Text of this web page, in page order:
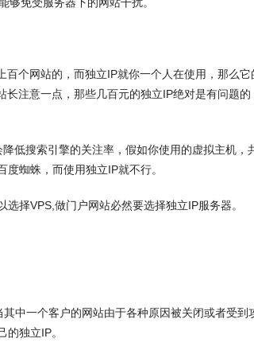
网站的，而独立IP就你一个人在使用，那么它
注意一点，那些几百元的独立IP绝对是有问题的
搜索引擎的关注率，假如你使用的虚拟主机，
蜘蛛，而使用独立IP就不行。
择VPS,做门户网站必然要选择独立IP服务器。
一个客户的网站由于各种原因被关闭或者受到
独立IP。